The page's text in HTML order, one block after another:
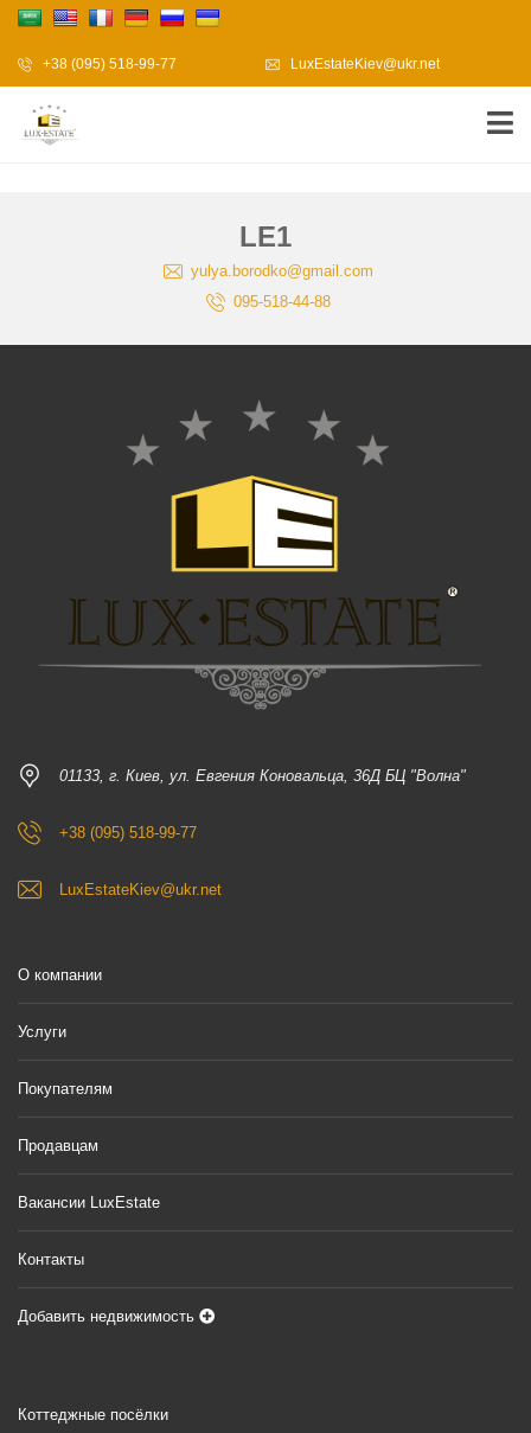
+38 (095) 518-99-77 LuxEstateKiev@ukr.net
LE1
yulya.borodko@gmail.com
095-518-44-88
01133, г. Киев, ул. Евгения Коновальца, 36Д БЦ "Волна"
+38 (095) 518-99-77
LuxEstateKiev@ukr.net
О компании
Услуги
Покупателям
Продавцам
Вакансии LuxEstate
Контакты
Добавить недвижимость
Коттеджные посёлки